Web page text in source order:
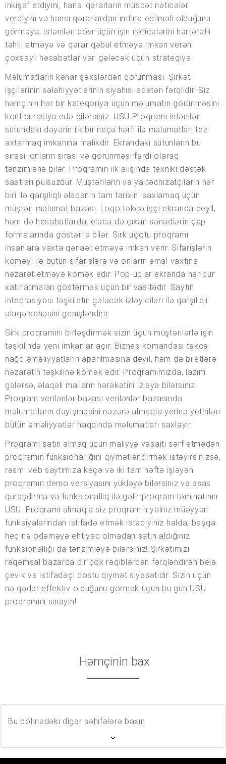
inkişaf etdiyini, hansı qərarların müsbət nəticələr
verdiyini və hansı qərarlardan imtina edilməli olduğunu
görməyə, istənilən dövr üçün işin nəticələrini hərtərəfli
təhlil etməyə və qərar qəbul etməyə imkan verən
çoxsaylı hesabatlar var. gələcək üçün strategiya.
Məlumatların kənar şəxslərdən qorunması. Şirkət
işçilərinin səlahiyyətlərinin siyahısı adətən fərqlidir. Siz
həmçinin hər bir kateqoriya üçün məlumatın görünməsini
konfiqurasiya edə bilərsiniz. USU Proqramı istənilən
sütundakı dəyərin ilk bir neçə hərfi ilə məlumatları tez
axtarmaq imkanına malikdir. Ekrandakı sütunların bu
sırası, onların sırası və görünməsi fərdi olaraq
tənzimlənə bilər. Proqramın ilk alışında texniki dəstək
saatları pulsuzdur. Müştərilərin və ya təchizatçıların hər
biri ilə qarşılıqlı əlaqənin tam tarixini saxlamaq üçün
müştəri məlumat bazası. Loqo təkcə işçi ekranda deyil,
həm də hesabatlarda, eləcə də çıxan sənədlərin çap
formalarında göstərilə bilər. Sirk uçotu proqramı
insanlara vaxta qənaət etməyə imkan verir. Sifarişlərin
köməyi ilə bütün sifarişlərə və onların emal vaxtına
nəzarət etməyə kömək edir. Pop-uplar ekranda hər cür
xatırlatmaları göstərmək üçün bir vasitədir. Saytın
inteqrasiyası təşkilatın gələcək izləyiciləri ilə qarşılıqlı
əlaqə sahəsini genişləndirir.
Sirk proqramını birləşdirmək sizin üçün müştərilərlə işin
təşkilində yeni imkanlar açır. Biznes komandası təkcə
nağd əməliyyatların aparılmasına deyil, həm də biletlərə
nəzarətin təşkilinə kömək edir. Proqramımızda, lazım
gələrsə, əlaqəli malların hərəkətini izləyə bilərsiniz.
Proqram verilənlər bazası verilənlər bazasında
məlumatların dəyişməsini nəzərə almaqla yerinə yetirilən
bütün əməliyyatlar haqqında məlumatları saxlayır.
Proqramı satın almaq üçün maliyyə vəsaiti sərf etmədən
proqramın funksionallığını qiymətləndirmək istəyirsinizsə,
rəsmi veb saytımıza keçə və iki tam həftə işləyən
proqramın demo versiyasını yükləyə bilərsiniz və əsas
quraşdırma və funksionallıq ilə gəlir proqram təminatının
USU. Proqramı almaqla siz proqramın yalnız müəyyən
funksiyalarından istifadə etmək istədiyiniz halda, başqa
heç nə ödəməyə ehtiyac olmadan satın aldığınız
funksionallığı da tənzimləyə bilərsiniz! Şirkətimizi
rəqəmsal bazarda bir çox rəqiblərdən fərqləndirən belə
çevik və istifadəçi dostu qiymət siyasətidir. Sizin üçün
nə qədər effektiv olduğunu görmək üçün bu gün USU
proqramını sınayın!
Həmçinin bax
Bu bölmədəki digər səhifələrə baxın